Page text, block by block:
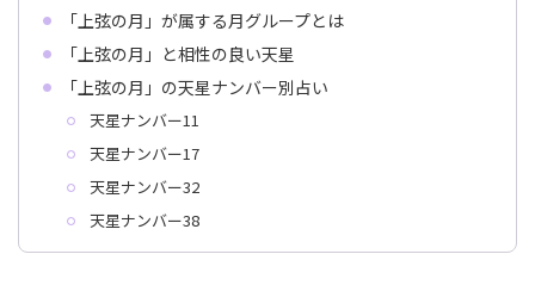
「上弦の月」が属する月グループとは
「上弦の月」と相性の良い天星
「上弦の月」の天星ナンバー別占い
天星ナンバー11
天星ナンバー17
天星ナンバー32
天星ナンバー38